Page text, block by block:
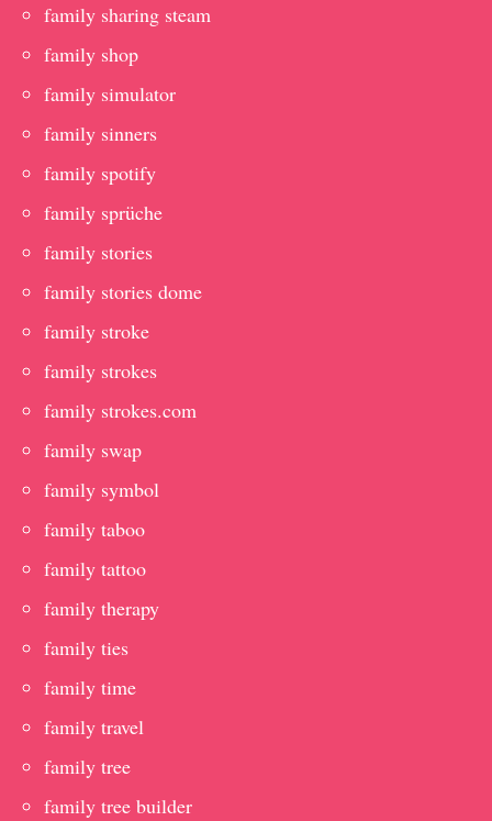
family sharing steam
family shop
family simulator
family sinners
family spotify
family sprüche
family stories
family stories dome
family stroke
family strokes
family strokes.com
family swap
family symbol
family taboo
family tattoo
family therapy
family ties
family time
family travel
family tree
family tree builder